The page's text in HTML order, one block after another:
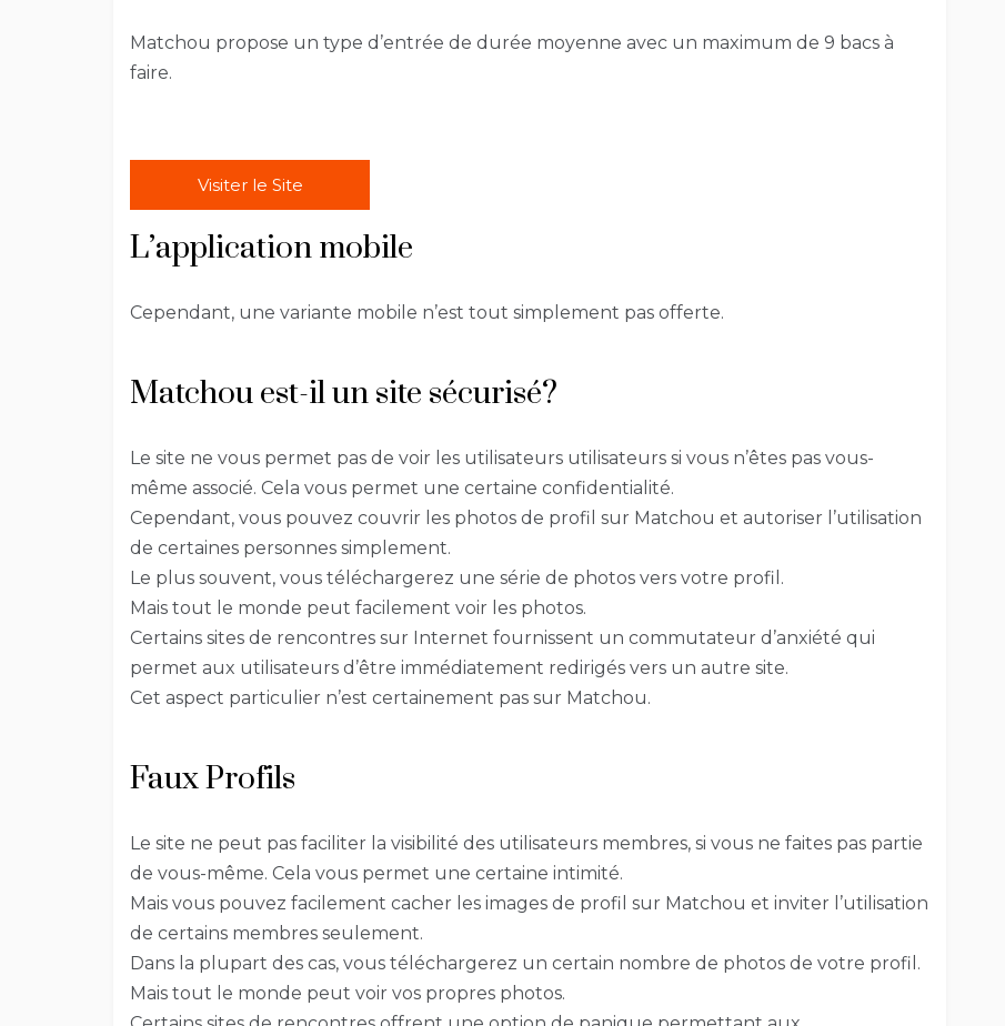
Matchou propose un type d’entrée de durée moyenne avec un maximum de 9 bacs à
faire.
Visiter le Site
L’application mobile
Cependant, une variante mobile n’est tout simplement pas offerte.
Matchou est-il un site sécurisé?
Le site ne vous permet pas de voir les utilisateurs utilisateurs si vous n’êtes pas vous-
même associé. Cela vous permet une certaine confidentialité.
Cependant, vous pouvez couvrir les photos de profil sur Matchou et autoriser l’utilisation
de certaines personnes simplement.
Le plus souvent, vous téléchargerez une série de photos vers votre profil.
Mais tout le monde peut facilement voir les photos.
Certains sites de rencontres sur Internet fournissent un commutateur d’anxiété qui
permet aux utilisateurs d’être immédiatement redirigés vers un autre site.
Cet aspect particulier n’est certainement pas sur Matchou.
Faux Profils
Le site ne peut pas faciliter la visibilité des utilisateurs membres, si vous ne faites pas partie
de vous-même. Cela vous permet une certaine intimité.
Mais vous pouvez facilement cacher les images de profil sur Matchou et inviter l’utilisation
de certains membres seulement.
Dans la plupart des cas, vous téléchargerez un certain nombre de photos de votre profil.
Mais tout le monde peut voir vos propres photos.